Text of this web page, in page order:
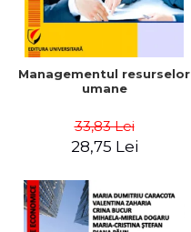
Managementul resurselor
umane
33,83 Lei
28,75 Lei